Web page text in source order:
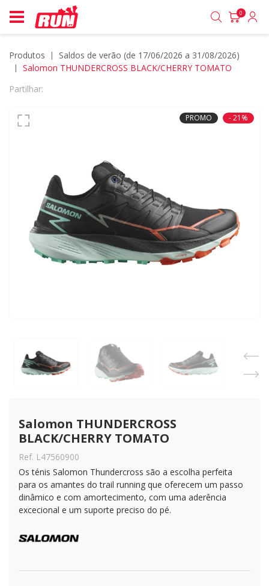
0
Produtos
saldos de verão (de 17/06/2026 a 31/08/2026)
Salomon THUNDERCROSS BLACK/CHERRY TOMATO
Partilhar:
PROMO - 21%
Salomon THUNDERCROSS
BLACK/CHERRY TOMATO
Ref. L47560900
Os ténis Salomon Thundercross são a escolha perfeita
para os amantes do trail running que oferecem um passo
dinâmico e com amortecimento, com uma aderência
excecional e um suporte preciso do pé.